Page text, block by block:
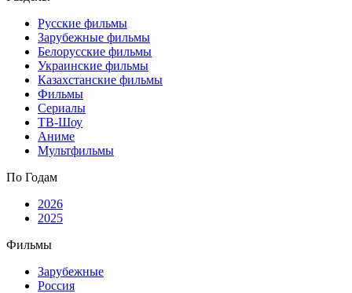
Русские фильмы
Зарубежные фильмы
Белорусские фильмы
Украинские фильмы
Казахстанские фильмы
Фильмы
Сериалы
ТВ-Шоу
Аниме
Мультфильмы
По Годам
2026
2025
Фильмы
Зарубежные
Россия